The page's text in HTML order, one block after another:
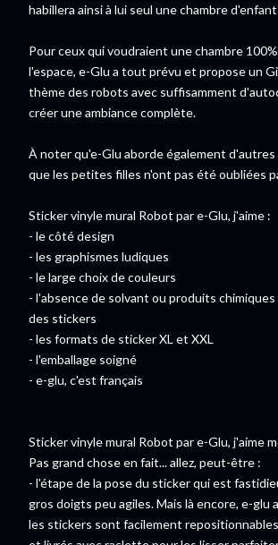
habillera ainsi à lui seul une chambre
Pour ceux qui voudraient une chambre
l'espace, e-Glu a tout prévu et propose un
thème des robots avec suffisamment
créer une ambiance complète.
À noter qu'e-Glu aborde également
que les petites filles n'ont pas été oubliées
Sticker vinyle mural Robot par e-Glu, j'aime :
- le côté design
- les graphismes ludiques
- le large choix de couleurs
- l'absence de solvant ou produits
des stickers
- les formats de sticker XL et XXL
- l'emballage soigné
- e-glu, c'est français
Sticker vinyle mural Robot par e-Glu, j'aime
Pas grand chose en fait... allez, peut-être :
- l'étape de la pose du sticker qui est
gros doigts peu agiles. Mais là encore, e-glu
les stickers sont facilement